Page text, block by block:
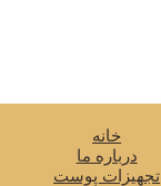
خانه
درباره ما
تجهیزات پوست